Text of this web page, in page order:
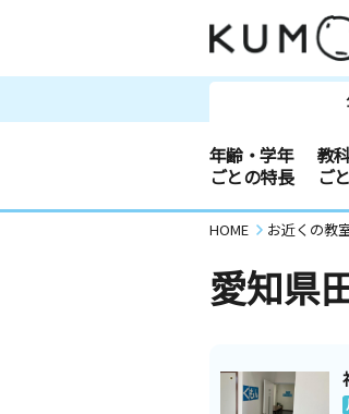
年齢・学年
ごとの特長
教
ご
HOME お近くの教
愛知県